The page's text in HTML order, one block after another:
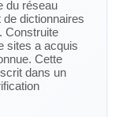
du réseau
de dictionnaires
Construite
sites a acquis
Cette
dans un